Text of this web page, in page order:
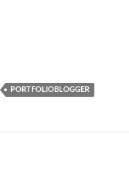
figyeljünk, 1. rész
PORTFOLIOBLOGGER